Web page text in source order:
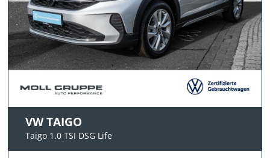
VW TAIGO
Taigo 1.0 TSI DSG Life